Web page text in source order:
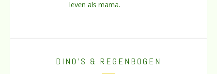
leven als mama.
DINO’S & REGENBOGEN